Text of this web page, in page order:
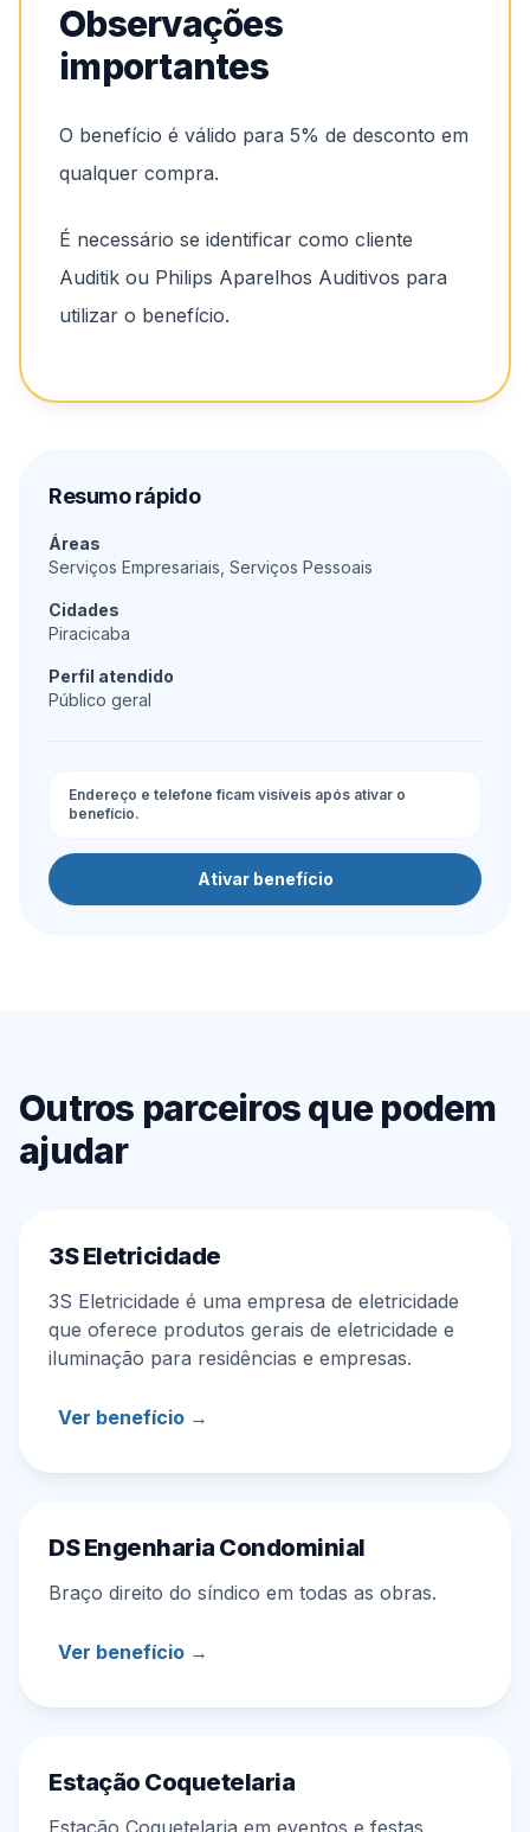
Observações
importantes
O benefício é válido para 5% de desconto em
qualquer compra.
É necessário se identificar como cliente
Auditik ou Philips Aparelhos Auditivos para
utilizar o benefício.
Resumo rápido
Áreas
Serviços Empresariais, Serviços Pessoais
Cidades
Piracicaba
Perfil atendido
Público geral
Endereço e telefone ficam visíveis após ativar o
benefício.
Ativar benefício
Outros parceiros que podem
ajudar
3S Eletricidade
3S Eletricidade é uma empresa de eletricidade
que oferece produtos gerais de eletricidade e
iluminação para residências e empresas.
Ver benefício →
DS Engenharia Condominial
Braço direito do síndico em todas as obras.
Ver benefício →
Estação Coquetelaria
Estação Coquetelaria em eventos e festas